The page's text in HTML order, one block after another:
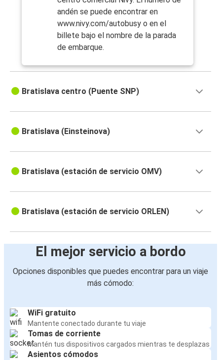
andén se puede encontrar en
www.nivy.com/autobusy o en el
billete bajo el nombre de la parada
de embarque.
Bratislava centro (Puente SNP)
Bratislava (Einsteinova)
Bratislava (estación de servicio OMV)
Bratislava (estación de servicio ORLEN)
El mejor servicio a bordo
Opciones disponibles que puedes encontrar para un viaje
más cómodo:
WiFi gratuito
Mantente conectado durante tu viaje
Tomas de corriente
Mantén tus dispositivos cargados mientras te desplazas
Asientos cómodos